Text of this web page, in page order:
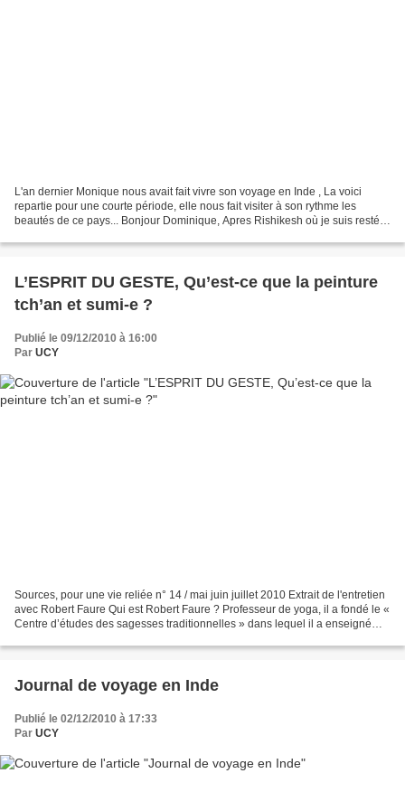
L'an dernier Monique nous avait fait vivre son voyage en Inde , La voici
repartie pour une courte période, elle nous fait visiter à son rythme les
beautés de ce pays... Bonjour Dominique, Apres Rishikesh où je suis restée
L’ESPRIT DU GESTE, Qu’est-ce que la peinture
tch’an et sumi-e ?
Publié le 09/12/2010 à 16:00
Par UCY
Sources, pour une vie reliée n° 14 / mai juin juillet 2010 Extrait de l'entretien
avec Robert Faure Qui est Robert Faure ? Professeur de yoga, il a fondé le «
Centre d’études des sagesses traditionnelles » dans lequel il a enseigné
Journal de voyage en Inde
Publié le 02/12/2010 à 17:33
Par UCY